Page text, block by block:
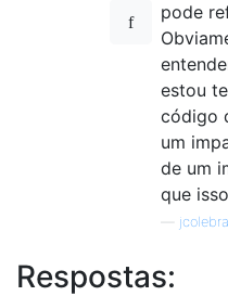
pode
estou
código
um
de um
que
Respostas: